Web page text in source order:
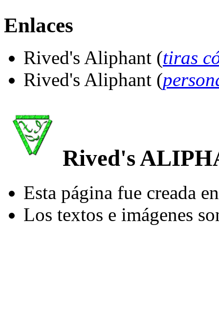
Enlaces
Rived's Aliphant (tiras
Rived's Aliphant (
Rived's
Esta página fue creada
Los textos e imágenes